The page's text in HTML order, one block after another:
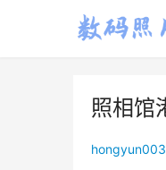
照相馆
hongyun003